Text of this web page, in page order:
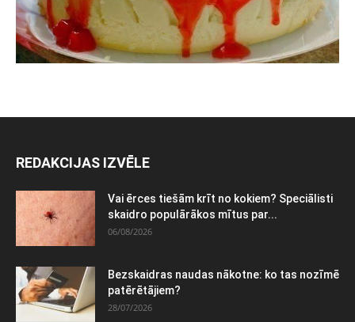
REDAKCIJAS IZVĒLE
Vai ērces tiešām krīt no kokiem? Speciālisti
skaidro populārākos mītus par...
06/08/2026
Bezskaidras naudas nākotne: ko tas nozīmē
patērētājiem?
28/07/2026